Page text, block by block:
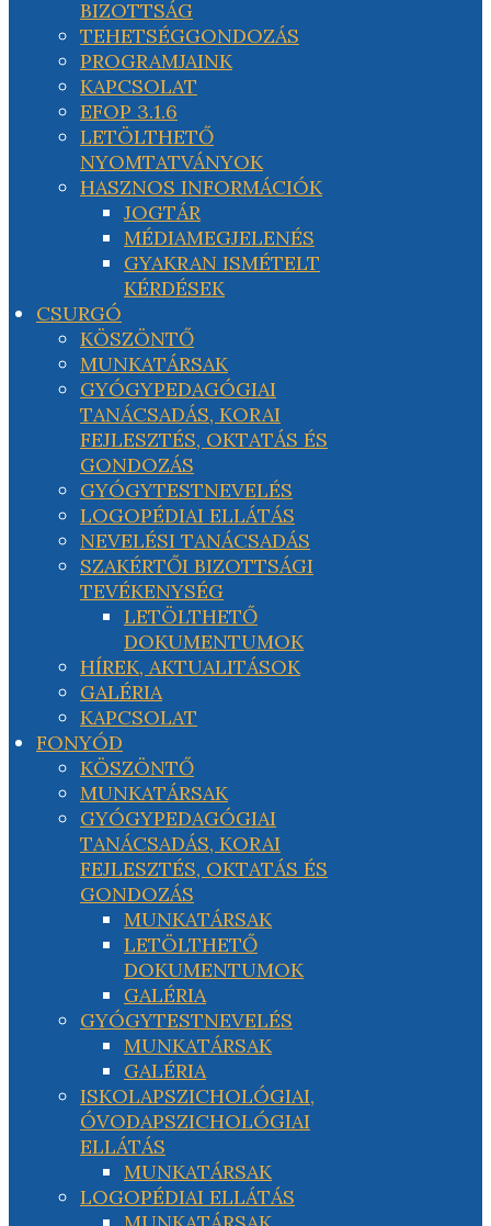
BIZOTTSÁG
TEHETSÉGGONDOZÁS
PROGRAMJAINK
KAPCSOLAT
EFOP 3.1.6
LETÖLTHETŐ
NYOMTATVÁNYOK
HASZNOS INFORMÁCIÓK
JOGTÁR
MÉDIAMEGJELENÉS
GYAKRAN ISMÉTELT
KÉRDÉSEK
CSURGÓ
KÖSZÖNTŐ
MUNKATÁRSAK
GYÓGYPEDAGÓGIAI
TANÁCSADÁS, KORAI
FEJLESZTÉS, OKTATÁS ÉS
GONDOZÁS
GYÓGYTESTNEVELÉS
LOGOPÉDIAI ELLÁTÁS
NEVELÉSI TANÁCSADÁS
SZAKÉRTŐI BIZOTTSÁGI
TEVÉKENYSÉG
LETÖLTHETŐ
DOKUMENTUMOK
HÍREK, AKTUALITÁSOK
GALÉRIA
KAPCSOLAT
FONYÓD
KÖSZÖNTŐ
MUNKATÁRSAK
GYÓGYPEDAGÓGIAI
TANÁCSADÁS, KORAI
FEJLESZTÉS, OKTATÁS ÉS
GONDOZÁS
MUNKATÁRSAK
LETÖLTHETŐ
DOKUMENTUMOK
GALÉRIA
GYÓGYTESTNEVELÉS
MUNKATÁRSAK
GALÉRIA
ISKOLAPSZICHOLÓGIAI,
ÓVODAPSZICHOLÓGIAI
ELLÁTÁS
MUNKATÁRSAK
LOGOPÉDIAI ELLÁTÁS